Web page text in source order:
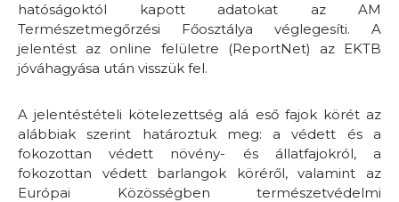
hatóságoktól kapott adatokat az AM
Természetmegőrzési Főosztálya véglegesíti. A
jelentést az online felületre (ReportNet) az EKTB
jóváhagyása után visszük fel.
A jelentéstételi kötelezettség alá eső fajok körét az
alábbiak szerint határoztuk meg: a védett és a
fokozottan védett növény- és állatfajokról, a
fokozottan védett barlangok köréről, valamint az
Európai Közösségben természetvédelmi